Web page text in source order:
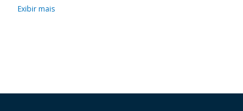
Exibir mais